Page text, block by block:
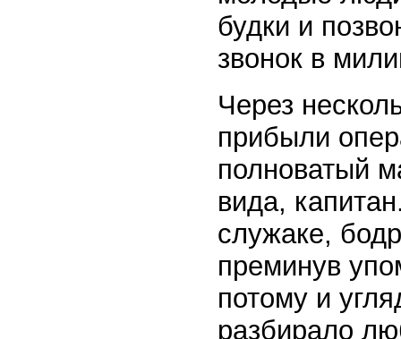
будки и
звонок в
Через
прибыли
полноватый
вида,
служаке,
преминув
потому и
разбирало